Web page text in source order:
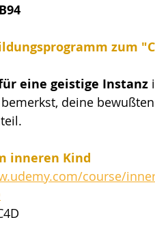
zum
eine geistige Instanz
deine
inneren Kind
course/